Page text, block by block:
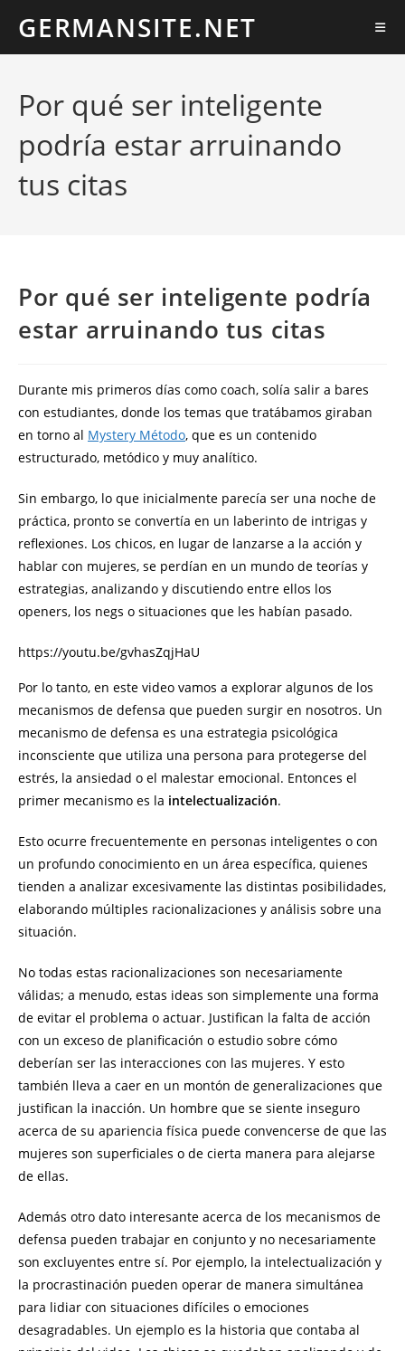
contenido
GERMANSITE.NET
Por qué ser inteligente
podría estar arruinando
tus citas
Por qué ser inteligente podría
estar arruinando tus citas
Durante mis primeros días como coach, solía salir a bares
con estudiantes, donde los temas que tratábamos giraban
en torno al Mystery Método, que es un contenido
estructurado, metódico y muy analítico.
Sin embargo, lo que inicialmente parecía ser una noche de
práctica, pronto se convertía en un laberinto de intrigas y
reflexiones. Los chicos, en lugar de lanzarse a la acción y
hablar con mujeres, se perdían en un mundo de teorías y
estrategias, analizando y discutiendo entre ellos los
openers, los negs o situaciones que les habían pasado.
https://youtu.be/gvhasZqjHaU
Por lo tanto, en este video vamos a explorar algunos de los
mecanismos de defensa que pueden surgir en nosotros. Un
mecanismo de defensa es una estrategia psicológica
inconsciente que utiliza una persona para protegerse del
estrés, la ansiedad o el malestar emocional. Entonces el
primer mecanismo es la intelectualización.
Esto ocurre frecuentemente en personas inteligentes o con
un profundo conocimiento en un área específica, quienes
tienden a analizar excesivamente las distintas posibilidades,
elaborando múltiples racionalizaciones y análisis sobre una
situación.
No todas estas racionalizaciones son necesariamente
válidas; a menudo, estas ideas son simplemente una forma
de evitar el problema o actuar. Justifican la falta de acción
con un exceso de planificación o estudio sobre cómo
deberían ser las interacciones con las mujeres. Y esto
también lleva a caer en un montón de generalizaciones que
justifican la inacción. Un hombre que se siente inseguro
acerca de su apariencia física puede convencerse de que las
mujeres son superficiales o de cierta manera para alejarse
de ellas.
Además otro dato interesante acerca de los mecanismos de
defensa pueden trabajar en conjunto y no necesariamente
son excluyentes entre sí. Por ejemplo, la intelectualización y
la procrastinación pueden operar de manera simultánea
para lidiar con situaciones difíciles o emociones
desagradables. Un ejemplo es la historia que contaba al